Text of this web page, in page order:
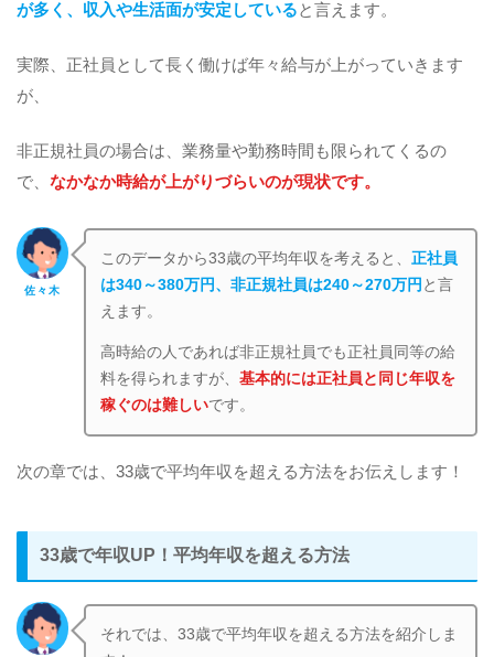
が多く、収入や生活面が安定していると言えます。
実際、正社員として長く働けば年々給与が上がっていきます
が、
非正規社員の場合は、業務量や勤務時間も限られてくるの
で、 なかなか時給が上がりづらいのが現状です。
佐々木
このデータから33歳の平均年収を考えると、 正社員
は340～380万円、非正規社員は240～270万円 と言
えます。
高時給の人であれば非正規社員でも正社員同等の給
料を得られますが、基本的には正社員と同じ年収を
稼ぐのは難しいです。
次の章では、33歳で平均年収を超える方法をお伝えします！
33歳で年収UP！平均年収を超える方法
それでは、33歳で平均年収を超える方法を紹介しま